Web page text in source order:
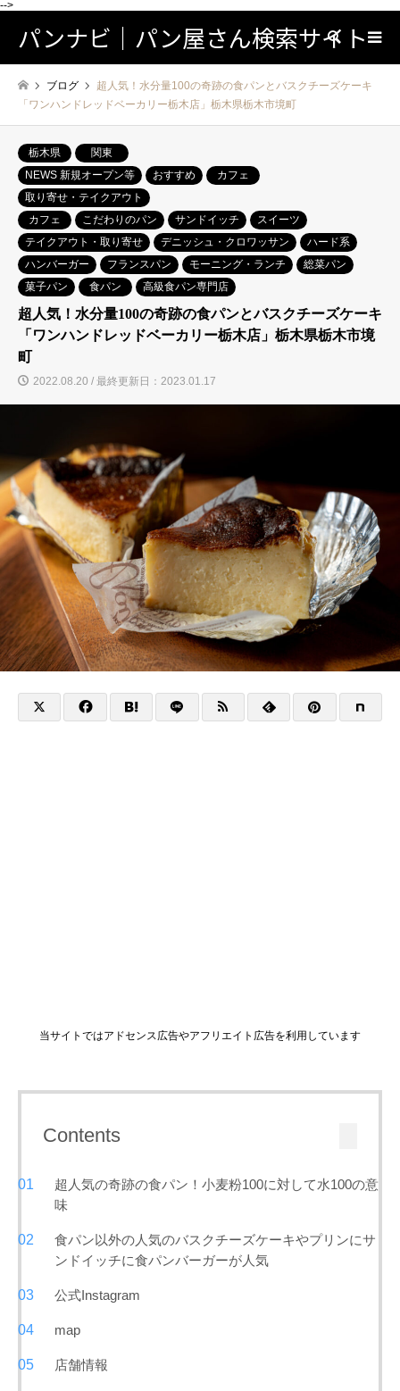
-->
パンナビ｜パン屋さん検索サイト検索
ブログ
超人気！水分量100の奇跡の食パンとバスクチーズケーキ
「ワンハンドレッドベーカリー栃木店」栃木県栃木市境町
栃木県
関東
NEWS 新規オープン等
おすすめ
カフェ
取り寄せ・テイクアウト
カフェ
こだわりのパン サンドイッチ
スイーツ
テイクアウト・取り寄せ
デニッシュ・クロワッサン
ハード系
ハンバーガー
フランスパン モーニング・ランチ
総菜パン
菓子パン
食パン 高級食パン専門店
超人気！水分量100の奇跡の食パンとバスクチーズケーキ
「ワンハンドレッドベーカリー栃木店」栃木県栃木市境
町
2022.08.20 / 最終更新日：2023.01.17
当サイトではアドセンス広告やアフリエイト広告を利用しています
Contents
超人気の奇跡の食パン！小麦粉100に対して水100の意
味
食パン以外の人気のバスクチーズケーキやプリンにサ
ンドイッチに食パンバーガーが人気
公式Instagram
map
店舗情報